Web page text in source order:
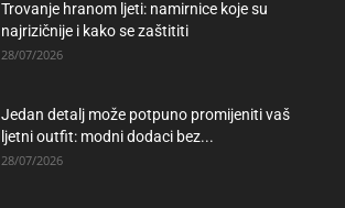
Trovanje hranom ljeti: namirnice koje su
najrizičnije i kako se zaštititi
28/07/2026
Jedan detalj može potpuno promijeniti vaš
ljetni outfit: modni dodaci bez...
28/07/2026